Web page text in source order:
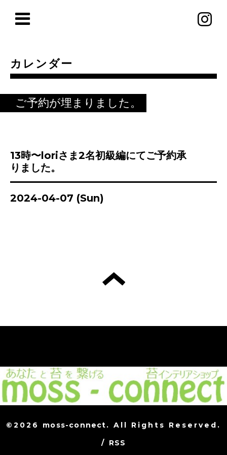
カレンダー
ご予約が埋まりました。
13時〜loriさま2名初級編にてご予約承
りました。
2024-04-07 (Sun)
©2026 moss-connect. All Rights Reserved.
/ RSS